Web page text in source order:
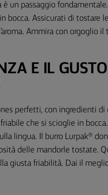
è un passaggio
bocca. Assicurati di tostare
Ammira con orgoglio
E IL
perfetti, con ingredienti
che si scioglie in
lingua. Il burro Lurpak®
delle mandorle tostate.
giusta friabilità. Dai il